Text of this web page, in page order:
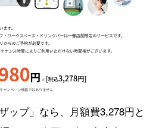
ップ」なら、月額費3,278円と